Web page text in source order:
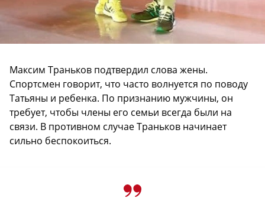
Максим Траньков подтвердил слова жены.
Спортсмен говорит, что часто волнуется по поводу
Татьяны и ребенка. По признанию мужчины, он
требует, чтобы члены его семьи всегда были на
связи. В противном случае Траньков начинает
сильно беспокоиться.